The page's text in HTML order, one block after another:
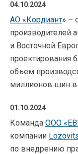
04.10.2024
АО «Кордиант» –
производителей
и Восточной
проектирования
объем
миллионов шин в
01.10.2024
Команда ООО
компании
по внедрению